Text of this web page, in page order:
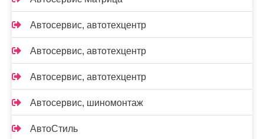
Автосервис, автотехцентр
Автосервис, автотехцентр
Автосервис, автотехцентр
Автосервис, шиномонтаж
АвтоСтиль